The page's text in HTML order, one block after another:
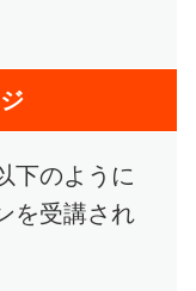
下のように
を受講され